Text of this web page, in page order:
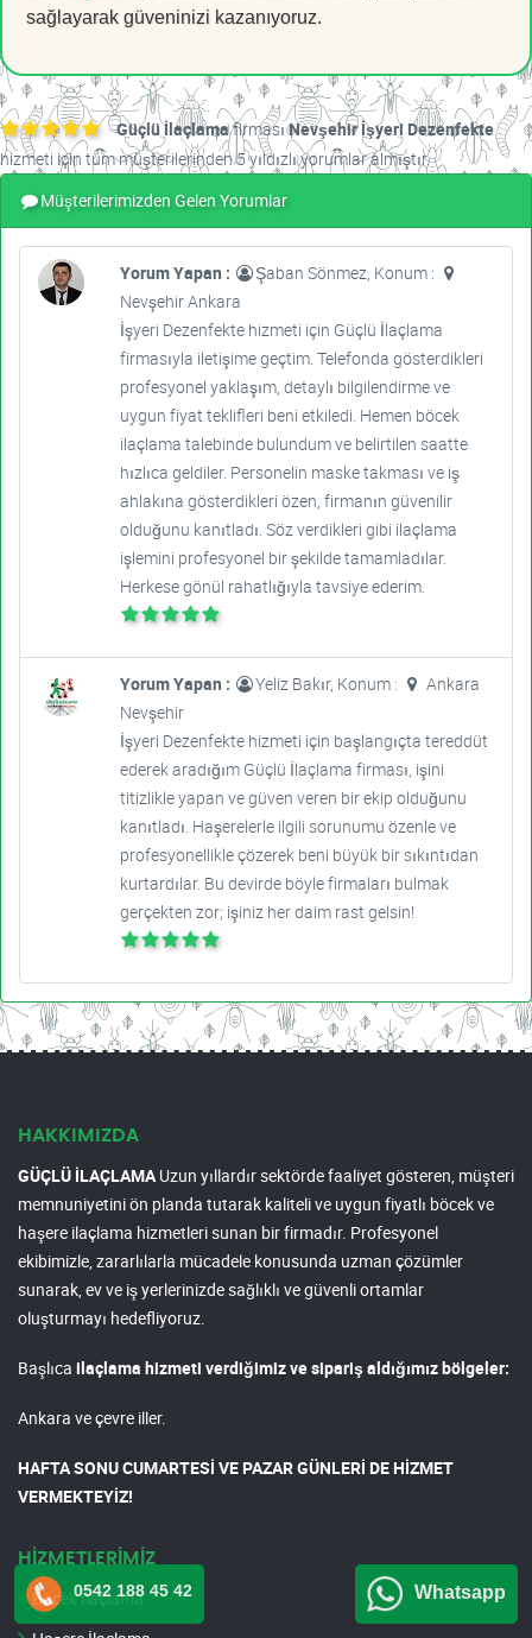
sağlayarak güveninizi kazanıyoruz.
Güçlü İlaçlamafirmasıNevşehir İşyeri Dezenfekte
hizmeti için tüm müşterilerinden 5 yıldızlı yorumlar almıştır.
Müşterilerimizden Gelen Yorumlar
Yorum Yapan :
Şaban Sönmez, Konum :
Nevşehir Ankara
İşyeri Dezenfekte hizmeti için Güçlü İlaçlama
firmasıyla iletişime geçtim. Telefonda gösterdikleri
profesyonel yaklaşım, detaylı bilgilendirme ve
uygun fiyat teklifleri beni etkiledi. Hemen böcek
ilaçlama talebinde bulundum ve belirtilen saatte
hızlıca geldiler. Personelin maske takması ve iş
ahlakına gösterdikleri özen, firmanın güvenilir
olduğunu kanıtladı. Söz verdikleri gibi ilaçlama
işlemini profesyonel bir şekilde tamamladılar.
Herkese gönül rahatlığıyla tavsiye ederim.
Yorum Yapan : Yeliz Bakır, Konum :
Ankara
Nevşehir
İşyeri Dezenfekte hizmeti için başlangıçta tereddüt
ederek aradığım Güçlü İlaçlama firması, işini
titizlikle yapan ve güven veren bir ekip olduğunu
kanıtladı. Haşerelerle ilgili sorunumu özenle ve
profesyonellikle çözerek beni büyük bir sıkıntıdan
kurtardılar. Bu devirde böyle firmaları bulmak
gerçekten zor; işiniz her daim rast gelsin!
HAKKIMIZDA
GÜÇLÜ İLAÇLAMAUzun yıllardır sektörde faaliyet gösteren, müşteri
memnuniyetini ön planda tutarak kaliteli ve uygun fiyatlı böcek ve
haşere ilaçlama hizmetleri sunan bir firmadır. Profesyonel
ekibimizle, zararlılarla mücadele konusunda uzman çözümler
sunarak, ev ve iş yerlerinizde sağlıklı ve güvenli ortamlar
oluşturmayı hedefliyoruz.
Başlıca ilaçlama hizmeti verdiğimiz ve sipariş aldığımız bölgeler:
Ankara ve çevre iller.
HAFTA SONU CUMARTESİ VE PAZAR GÜNLERİ DE HİZMET
VERMEKTEYİZ!
HİZMETLERİMİZ
Böcek İlaçlama
0542 188 45 42 Whatsapp